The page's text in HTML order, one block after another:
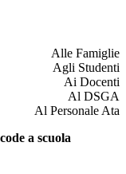
Alle Famiglie
Agli Studenti
Ai Docenti
Al DSGA
Al Personale Ata
a scuola